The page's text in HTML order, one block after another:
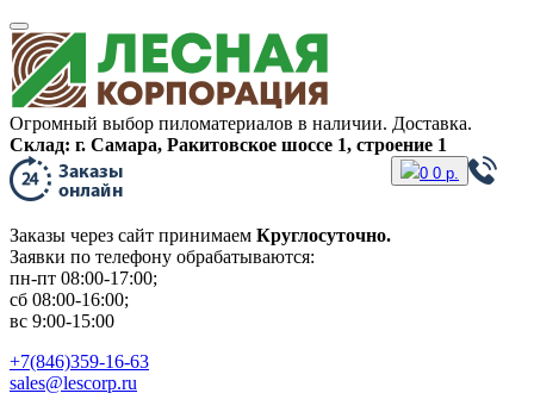
Огромный выбор пиломатериалов в наличии. Доставка.
Склад: г. Самара, Ракитовское шоссе 1, строение 1
Заказы через сайт принимаем Круглосуточно.
Заявки по телефону обрабатываются:
пн-пт 08:00-17:00;
сб 08:00-16:00;
вс 9:00-15:00
0 0 р.
+7(846)359-16-63
sales@lescorp.ru